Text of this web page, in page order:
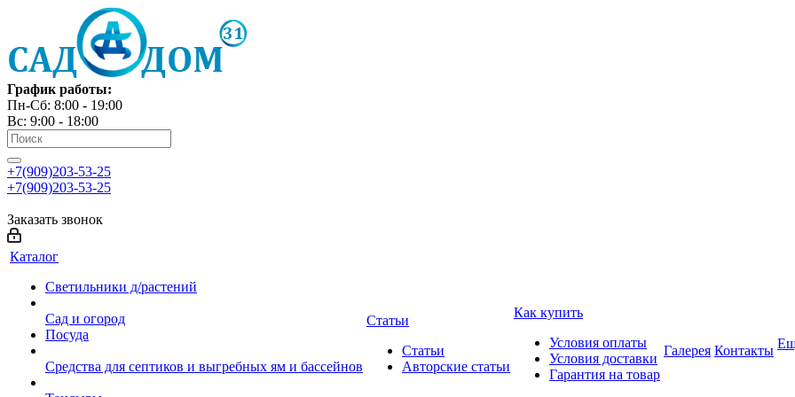
График работы:
Пн-Сб: 8:00 - 19:00
Вс: 9:00 - 18:00
+7(909)203-53-25
+7(909)203-53-25
Заказать звонок
Каталог
Светильники д/растений
Сад и огород
Посуда
Средства для септиков и выгребных ям и бассейнов
Статьи
Статьи
Авторские статьи
Как купить
Условия оплаты
Условия доставки
Гарантия на товар
Галерея Контакты